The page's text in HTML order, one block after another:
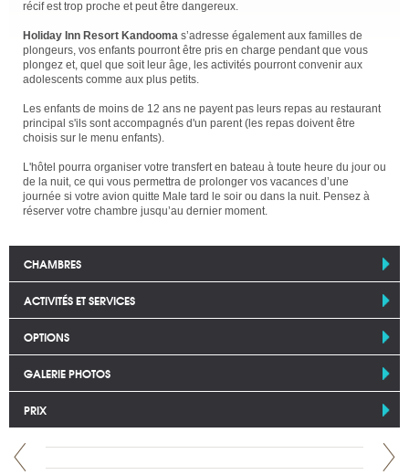
récif est trop proche et peut être dangereux.
Holiday Inn Resort Kandooma s’adresse également aux familles de
plongeurs, vos enfants pourront être pris en charge pendant que vous
plongez et, quel que soit leur âge, les activités pourront convenir aux
adolescents comme aux plus petits.
Les enfants de moins de 12 ans ne payent pas leurs repas au restaurant
principal s'ils sont accompagnés d'un parent (les repas doivent être
choisis sur le menu enfants).
L'hôtel pourra organiser votre transfert en bateau à toute heure du jour ou
de la nuit, ce qui vous permettra de prolonger vos vacances d’une
journée si votre avion quitte Male tard le soir ou dans la nuit. Pensez à
réserver votre chambre jusqu’au dernier moment.
CHAMBRES
ACTIVITÉS ET SERVICES
OPTIONS
GALERIE PHOTOS
PRIX